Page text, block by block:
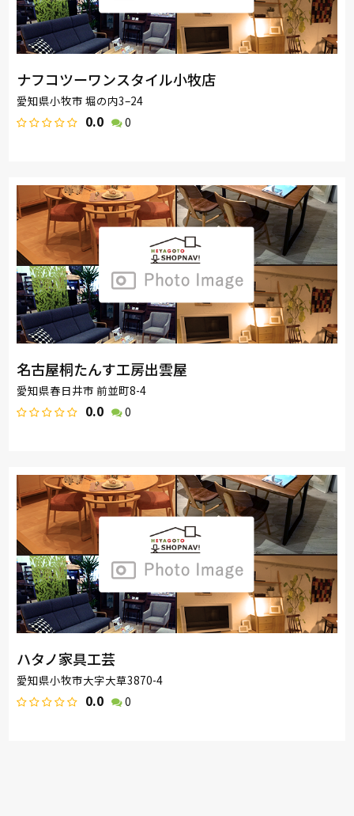
ナフコツーワンスタイル小牧店
愛知県小牧市 堀の内3–24
0.0 0
名古屋桐たんす工房出雲屋
愛知県春日井市 前並町8-4
0.0 0
ハタノ家具工芸
愛知県小牧市大字大草3870-4
0.0 0